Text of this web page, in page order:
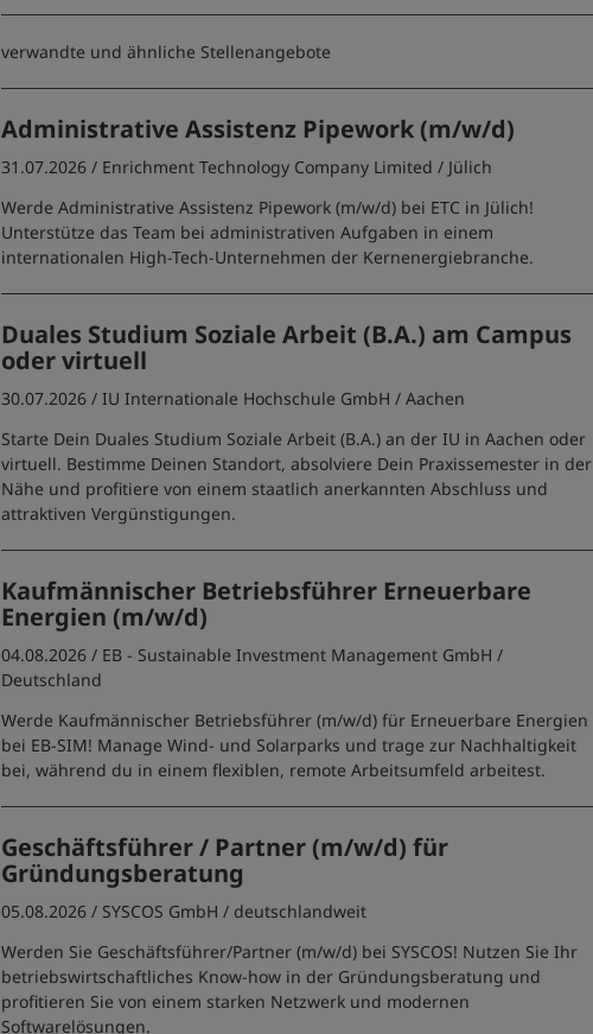
verwandte und ähnliche Stellenangebote
Administrative Assistenz Pipework (m/w/d)
31.07.2026 / Enrichment Technology Company Limited / Jülich
Werde Administrative Assistenz Pipework (m/w/d) bei ETC in Jülich!
Unterstütze das Team bei administrativen Aufgaben in einem
internationalen High-Tech-Unternehmen der Kernenergiebranche.
Duales Studium Soziale Arbeit (B.A.) am Campus
oder virtuell
30.07.2026 /IU Internationale Hochschule GmbH / Aachen
Starte Dein Duales Studium Soziale Arbeit (B.A.) an der IU in Aachen oder
virtuell. Bestimme Deinen Standort, absolviere Dein Praxissemester in der
Nähe und profitiere von einem staatlich anerkannten Abschluss und
attraktiven Vergünstigungen.
Kaufmännischer Betriebsführer Erneuerbare
Energien (m/w/d)
04.08.2026 / EB - Sustainable Investment Management GmbH /
Deutschland
Werde Kaufmännischer Betriebsführer (m/w/d) für Erneuerbare Energien
bei EB-SIM! Manage Wind- und Solarparks und trage zur Nachhaltigkeit
bei, während du in einem flexiblen, remote Arbeitsumfeld arbeitest.
Geschäftsführer / Partner (m/w/d) für
Gründungsberatung
05.08.2026 / SYSCOS GmbH / deutschlandweit
Werden Sie Geschäftsführer/Partner (m/w/d) bei SYSCOS! Nutzen Sie Ihr
betriebswirtschaftliches Know-how in der Gründungsberatung und
profitieren Sie von einem starken Netzwerk und modernen
Softwarelösungen.